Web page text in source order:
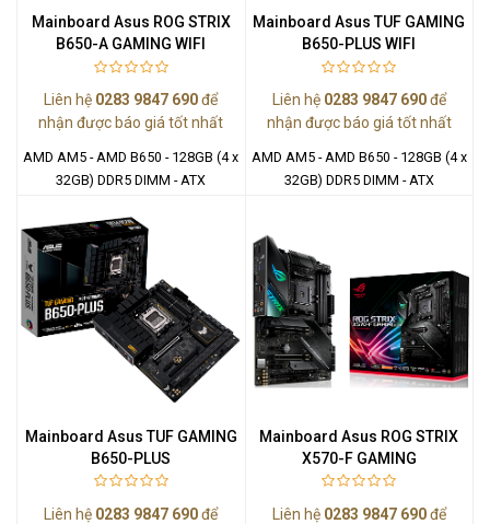
Mainboard Asus ROG STRIX
B650-A GAMING WIFI
Liên hệ 0283 9847 690để
nhận được báo giá tốt nhất
AMD AM5 - AMD B650 - 128GB (4 x
32GB) DDR5 DIMM - ATX
Mainboard Asus TUF GAMING
B650-PLUS WIFI
Liên hệ 0283 9847 690để
nhận được báo giá tốt nhất
AMD AM5 - AMD B650 - 128GB (4 x
32GB) DDR5 DIMM - ATX
Mainboard Asus TUF GAMING
B650-PLUS
Liên hệ 0283 9847 690để
Mainboard Asus ROG STRIX
X570-F GAMING
Liên hệ 0283 9847 690để